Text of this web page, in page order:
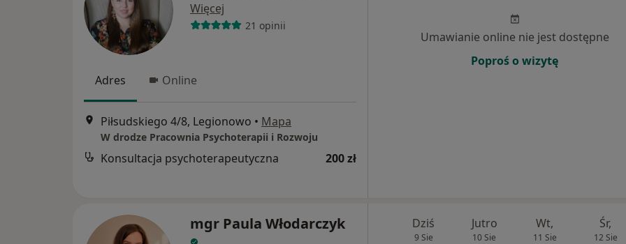
Więcej
21 opinii
Adres Online
Piłsudskiego 4/8, Legionowo • Mapa
W drodze Pracownia Psychoterapii i Rozwoju
Konsultacja psychoterapeutyczna 200 zł
Umawianie online nie jest dostępne
Poproś o wizytę
mgr Paula Włodarczyk Dziś
9 Sie
Jutro
10 Sie
Wt,
11 Sie
Śr,
12 Sie